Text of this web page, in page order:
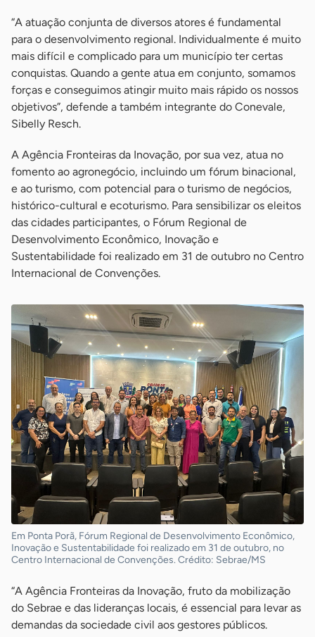
“A atuação conjunta de diversos atores é fundamental
para o desenvolvimento regional. Individualmente é muito
mais difícil e complicado para um município ter certas
conquistas. Quando a gente atua em conjunto, somamos
forças e conseguimos atingir muito mais rápido os nossos
objetivos”, defende a também integrante do Conevale,
Sibelly Resch.
A Agência Fronteiras da Inovação, por sua vez, atua no
fomento ao agronegócio, incluindo um fórum binacional,
e ao turismo, com potencial para o turismo de negócios,
histórico-cultural e ecoturismo. Para sensibilizar os eleitos
das cidades participantes, o Fórum Regional de
Desenvolvimento Econômico, Inovação e
Sustentabilidade foi realizado em 31 de outubro no Centro
Internacional de Convenções.
Em Ponta Porã, Fórum Regional de Desenvolvimento Econômico,
Inovação e Sustentabilidade foi realizado em 31 de outubro, no
Centro Internacional de Convenções. Crédito: Sebrae/MS
“A Agência Fronteiras da Inovação, fruto da mobilização
do Sebrae e das lideranças locais, é essencial para levar as
demandas da sociedade civil aos gestores públicos.